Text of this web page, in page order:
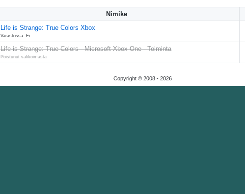
Nimike
Life is Strange: True Colors Xbox
Varastossa: Ei
Life is Strange: True Colors - Microsoft Xbox One - Toiminta
Poistunut valikoimasta
Copyright © 2008 - 2026